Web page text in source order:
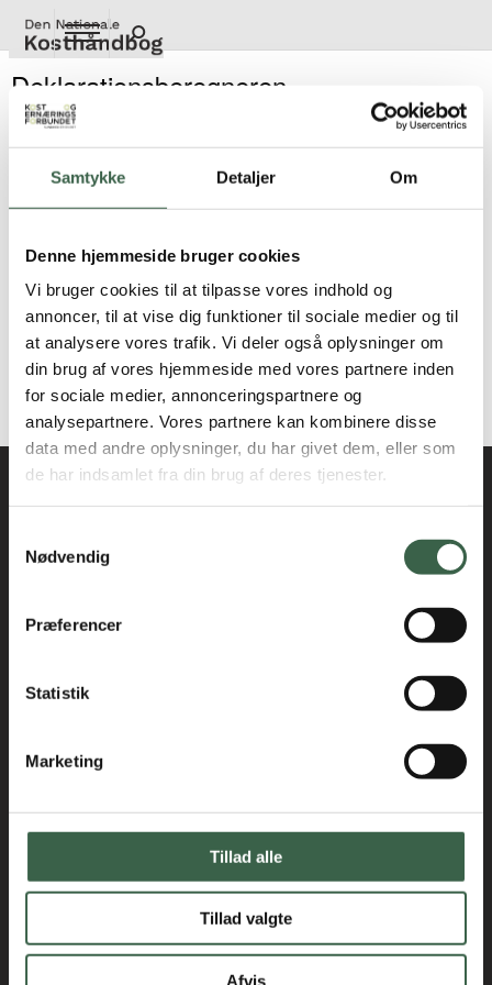
Samtykke Detaljer Om
Denne hjemmeside bruger cookies
Vi bruger cookies til at tilpasse vores indhold og
annoncer, til at vise dig funktioner til sociale medier og til
at analysere vores trafik. Vi deler også oplysninger om
din brug af vores hjemmeside med vores partnere inden
for sociale medier, annonceringspartnere og
analysepartnere. Vores partnere kan kombinere disse
data med andre oplysninger, du har givet dem, eller som
de har indsamlet fra din brug af deres tjenester.
Nødvendig
Præferencer
Statistik
Marketing
Tillad alle
Tillad valgte
Afvis
hovedindhold
Deklarationsberegneren
Deklarationsberegneren er et hjælpeværktøj, hvis du skal
lave en varedeklaration eller næringsberegne en opskrift
eller en dagskost. Beregneren benytter bl.a. oplysninger
fraFødevaredata (version 3, 2018), men du kan selvfølgelig
men som ikke er tilgængelige blandt de ingredienser der er
stillet til rådighed.
Få adgang til Deklarationsberegneren her
https://deklaration.fooddata.dk/
Fagligt opdateret i 2016
2300 København S